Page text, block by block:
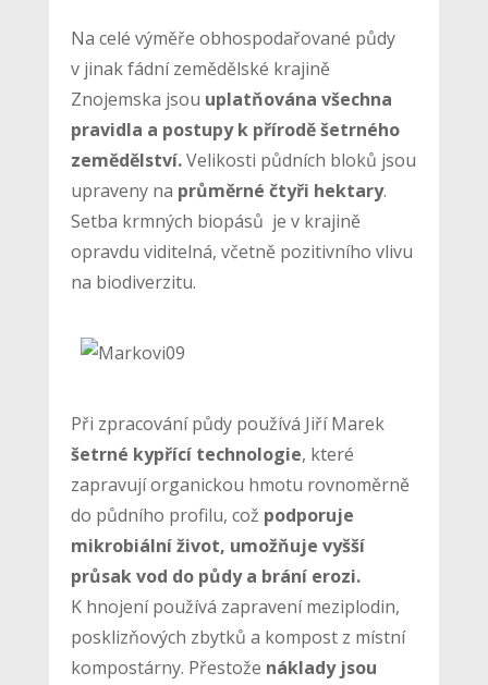
Na celé výměře obhospodařované půdy
v jinak fádní zemědělské krajině
Znojemska jsou uplatňována všechna
pravidla a postupy k přírodě šetrného
zemědělství.Velikosti půdních bloků jsou
upraveny na průměrné čtyři hektary.
Setba krmných biopásů je v krajině
opravdu viditelná, včetně pozitivního vlivu
na biodiverzitu.
Při zpracování půdy používá Jiří Marek
šetrné kypřící technologie, které
zapravují organickou hmotu rovnoměrně
do půdního profilu, což podporuje
mikrobiální život, umožňuje vyšší
průsak vod do půdy a brání erozi.
K hnojení používá zapravení meziplodin,
posklizňových zbytků a kompost z místní
kompostárny. Přestože náklady jsou